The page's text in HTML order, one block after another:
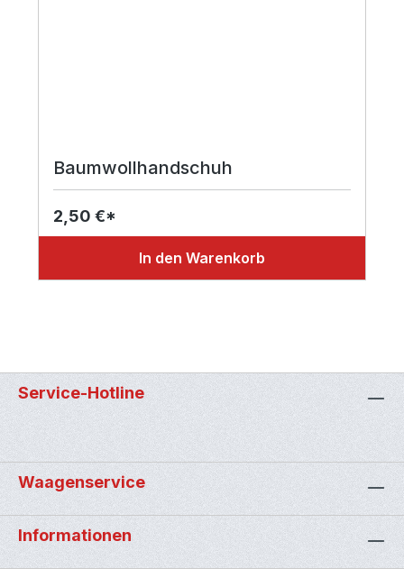
Baumwollhandschuh
2,50 €*
In den Warenkorb
Service-Hotline
Waagenservice
Informationen